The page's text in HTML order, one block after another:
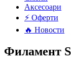
Аксесоари
⚡ Оферти
🔥 Новости
Филамент